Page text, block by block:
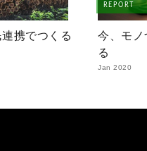
携でつくる
REPORT
今、モノ
る
Jan 2020